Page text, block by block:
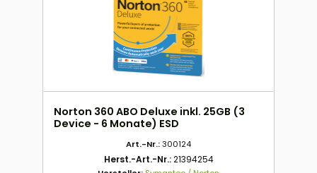
Norton 360 ABO Deluxe inkl. 25GB (3
Device - 6 Monate) ESD
Art.-Nr.:300124
Herst.-Art.-Nr.:21394254